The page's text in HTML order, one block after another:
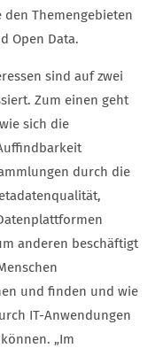
den Themengebieten
Open Data.
sind auf zwei
Zum einen geht
sich die
durch die
anderen beschäftigt
und finden und wie
IT-Anwendungen
„Im